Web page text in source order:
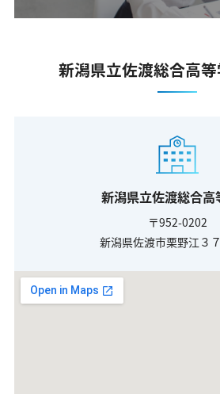
新潟県立佐渡総合高
新潟県立佐渡総合高
〒952-0202
新潟県佐渡市栗野江３